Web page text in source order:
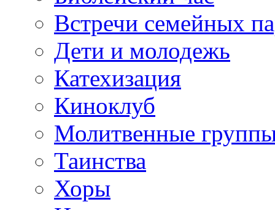
Встречи семейных
Дети и молодежь
Катехизация
Киноклуб
Молитвенные
Таинства
Хоры